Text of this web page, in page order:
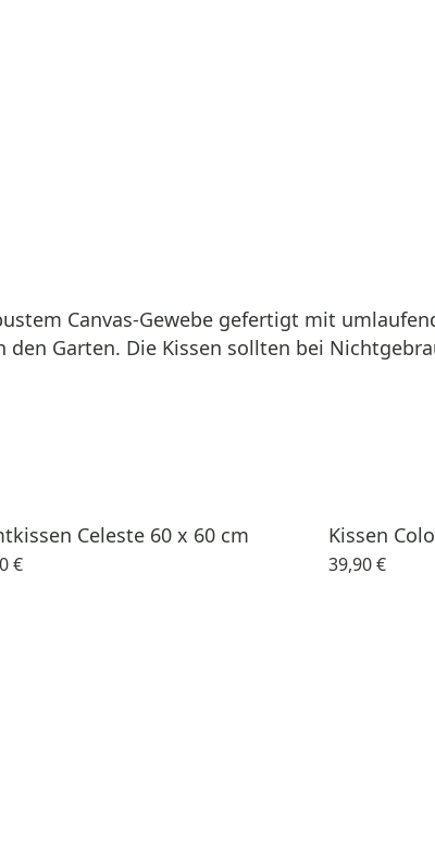
Canvas-Gewebe gefertigt mit
Garten. Die Kissen sollten bei
Celeste 60 x 60 cm
€
Kissen
39,90 €